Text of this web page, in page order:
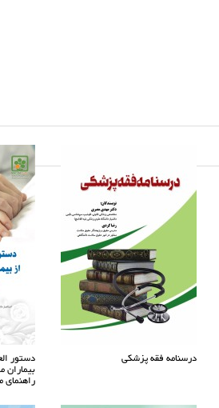
درسنامه فقه پزشکی دستور
بیماران
راهنمای